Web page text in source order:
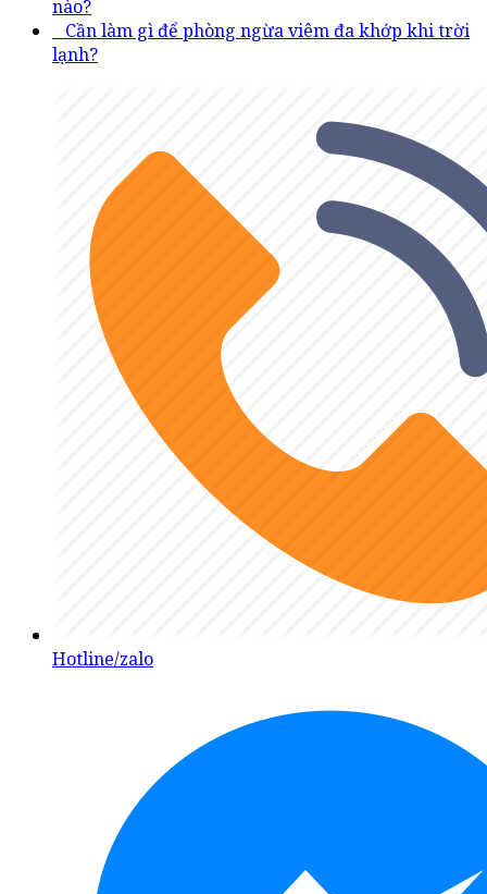
nào?
Cần làm gì để phòng ngừa viêm đa khớp khi trời
lạnh?
Hotline/zalo